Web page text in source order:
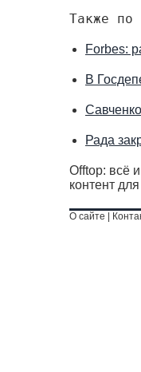
Также по
Forbes:
В
Рада
Offtop: всё
контент
О сайте